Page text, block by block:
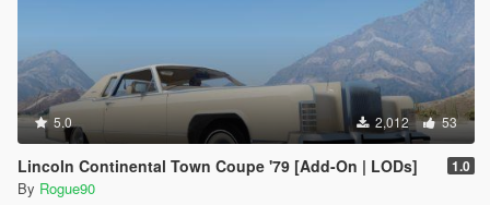
5.0 2,012 53
Lincoln Continental Town Coupe '79 [Add-On | LODs] 1.0
By Rogue90